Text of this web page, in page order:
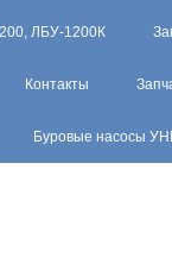
ЛБУ-1200К
Контакты
Буровые насосы